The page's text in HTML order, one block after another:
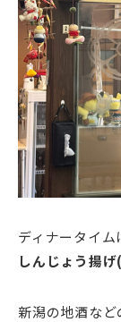
ディナータイム
しんじょう揚げ
新潟の地酒など